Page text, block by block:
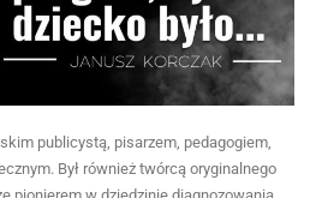
publicystą, pisarzem, pedagogiem,
Był również twórcą oryginalnego